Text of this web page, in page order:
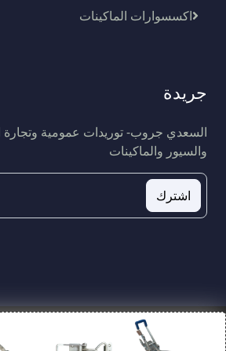
تحدث معنا
اكسسوارات الماكينات
جريدة
السعدي جروب- توريدات عمومية وتجارة
والسيور والماكينات
اشترك
السعدي للتوريدات